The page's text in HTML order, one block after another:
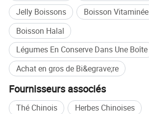
Jelly Boissons
Boisson Vitaminée
Boisson Halal
Légumes En Conserve Dans Une Boîte
Achat en gros de Bi&egrave;re
Fournisseurs associés
Thé Chinois
Herbes Chinoises